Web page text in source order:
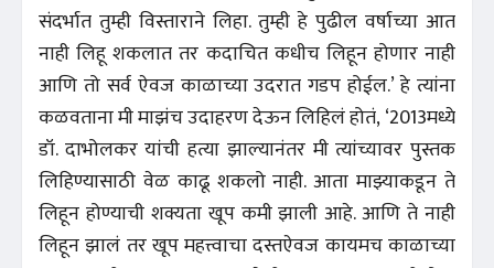
संदर्भात तुम्ही विस्ताराने लिहा. तुम्ही हे पुढील वर्षाच्या आत
नाही लिहू शकलात तर कदाचित कधीच लिहून होणार नाही
आणि तो सर्व ऐवज काळाच्या उदरात गडप होईल.’ हे त्यांना
कळवताना मी माझंच उदाहरण देऊन लिहिलं होतं, ‘2013मध्ये
डॉ. दाभोलकर यांची हत्या झाल्यानंतर मी त्यांच्यावर पुस्तक
लिहिण्यासाठी वेळ काढू शकलो नाही. आता माझ्याकडून ते
लिहून होण्याची शक्यता खूप कमी झाली आहे. आणि ते नाही
लिहून झालं तर खूप महत्त्वाचा दस्तऐवज कायमच काळाच्या